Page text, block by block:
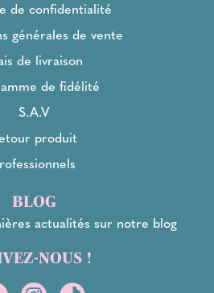
de confidentialité
générales de vente
de livraison
de fidélité
S.A.V
produit
BLOG
actualités sur notre blog
NOUS !